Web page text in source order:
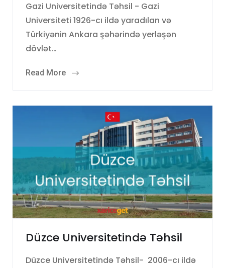
Gazi Universitetində Təhsil - Gazi
Universiteti 1926-cı ildə yaradılan və
Türkiyənin Ankara şəhərində yerləşən
dövlət…
Read More
Düzce Universitetində Təhsil
Düzce Universitetində Təhsil- 2006-cı ildə